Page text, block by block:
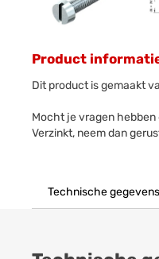
Product
Dit product is gemaakt
Mocht je vragen
Verzinkt, neem dan
Technische gegevens